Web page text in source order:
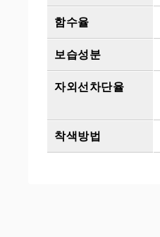
함수율
보습성분
자외선차단율
착색방법